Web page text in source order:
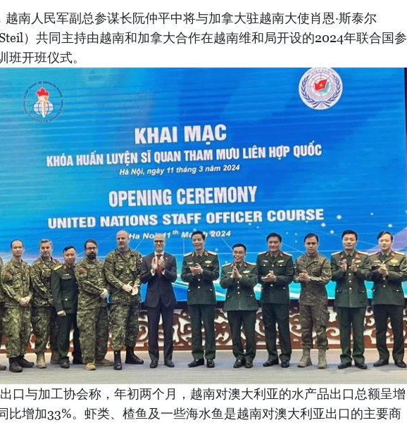
越南人民军副总参谋长阮仲平中将与加拿大驻越南大使肖恩·斯泰尔
Steil）共同主持由越南和加拿大合作在越南维和局开设的2024年联合国参
班开班仪式。
口与加工协会称，年初两个月，越南对澳大利亚的水产品出口总额呈增
比增加33%。虾类、楂鱼及一些海水鱼是越南对澳大利亚出口的主要商